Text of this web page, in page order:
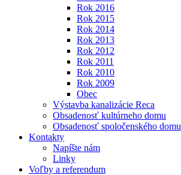
Rok 2016
Rok 2015
Rok 2014
Rok 2013
Rok 2012
Rok 2011
Rok 2010
Rok 2009
Obec
Výstavba kanalizácie Reca
Obsadenosť kultúrneho domu
Obsadenosť spoločenského domu
Kontakty
Napíšte nám
Linky
Voľby a referendum